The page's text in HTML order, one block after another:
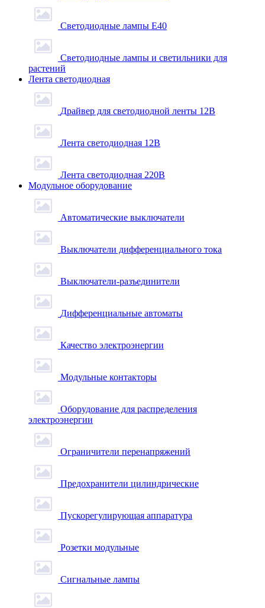
Светодиодные лампы Е40
Светодиодные лампы и светильники для
растений
Лента светодиодная
Драйвер для светодиодной ленты 12В
Лента светодиодная 12В
Лента светодиодная 220В
Модульное оборудование
Автоматические выключатели
Выключатели дифференциального тока
Выключатели-разъединители
Дифференциальные автоматы
Качество электроэнергии
Модульные контакторы
Оборудование для распределения
электроэнергии
Ограничители перенапряжений
Предохранители цилиндрические
Пускорегулирующая аппаратура
Розетки модульные
Сигнальные лампы